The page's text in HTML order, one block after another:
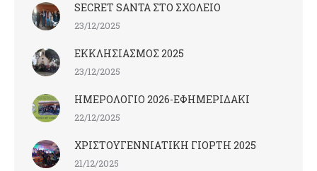
SECRET SANTA ΣΤΟ ΣΧΟΛΕΙΟ
23/12/2025
ΕΚΚΛΗΣΙΑΣΜΟΣ 2025
23/12/2025
ΗΜΕΡΟΛΟΓΙΟ 2026-ΕΦΗΜΕΡΙΔΑΚΙ
22/12/2025
ΧΡΙΣΤΟΥΓΕΝΝΙΑΤΙΚΗ ΓΙΟΡΤΗ 2025
21/12/2025